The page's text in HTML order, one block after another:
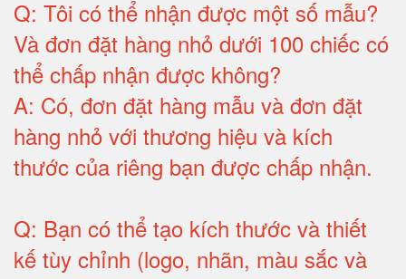
Q: Tôi có thể nhận được một số mẫu?
Và đơn đặt hàng nhỏ dưới 100 chiếc có
thể chấp nhận được không?
A: Có, đơn đặt hàng mẫu và đơn đặt
hàng nhỏ với thương hiệu và kích
thước của riêng bạn được chấp nhận.
Q: Bạn có thể tạo kích thước và thiết
kế tùy chỉnh (logo, nhãn, màu sắc và